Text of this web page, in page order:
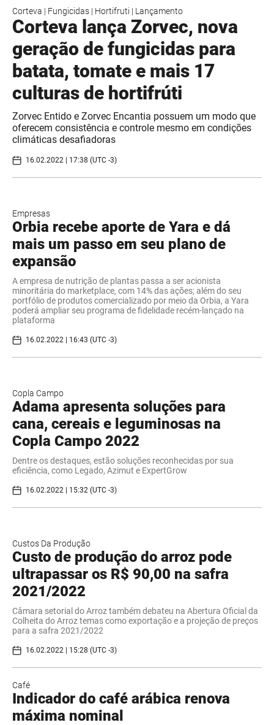
Corteva | Fungicidas | Hortifruti | Lançamento
Corteva lança Zorvec, nova
geração de fungicidas para
batata, tomate e mais 17
culturas de hortifrúti
Zorvec Entido e Zorvec Encantia possuem um modo que
oferecem consistência e controle mesmo em condições
climáticas desafiadoras
16.02.2022 | 17:38 (UTC -3)
Empresas
Orbia recebe aporte de Yara e dá
mais um passo em seu plano de
expansão
A empresa de nutrição de plantas passa a ser acionista
minoritária do marketplace, com 14% das ações; além do seu
portfólio de produtos comercializado por meio da Orbia, a Yara
poderá ampliar seu programa de fidelidade recém-lançado na
plataforma
16.02.2022 | 16:43 (UTC -3)
Copla Campo
Adama apresenta soluções para
cana, cereais e leguminosas na
Copla Campo 2022
Dentre os destaques, estão soluções reconhecidas por sua
eficiência, como Legado, Azimut e ExpertGrow
16.02.2022 | 15:32 (UTC -3)
Custos Da Produção
Custo de produção do arroz pode
ultrapassar os R$ 90,00 na safra
2021/2022
Câmara setorial do Arroz também debateu na Abertura Oficial da
Colheita do Arroz temas como exportação e a projeção de preços
para a safra 2021/2022
16.02.2022 | 15:28 (UTC -3)
Café
Indicador do café arábica renova
máxima nominal